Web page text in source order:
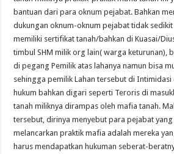
bantuan dari para oknum pejabat. Bahkan
dukungan oknum-oknum pejabat tidak
memiliki sertifikat tanah/bahkan di Kuasai/
timbul SHM milik org lain( warga keturunan),
di pegang Pemilik atas lahanya namun bisa
sehingga pemilik Lahan tersebut di
hukum bahkan digari seperti Teroris di
tanah miliknya dirampas oleh mafia tanah.
tersebut, dirinya menyebut para pejabat
melancarkan praktik mafia adalah mereka
harus mendapatkan hukuman seberat-